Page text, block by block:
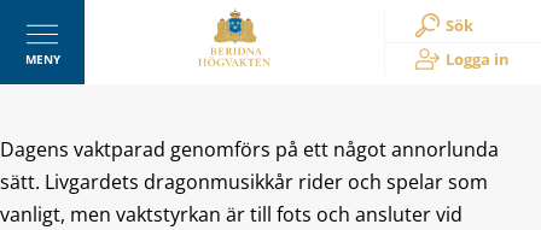
MENY
Sök
Logga in
Dagens vaktparad genomförs på ett något annorlunda
sätt. Livgardets dragonmusikkår rider och spelar som
vanligt, men vaktstyrkan är till fots och ansluter vid